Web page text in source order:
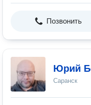
Позвонить
Юрий
Саранск